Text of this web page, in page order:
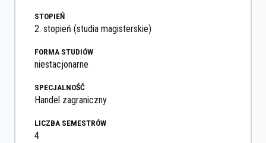
STOPIEŃ
2. stopień (studia magisterskie)
FORMA STUDIÓW
niestacjonarne
SPECJALNOŚĆ
Handel zagraniczny
LICZBA SEMESTRÓW
4